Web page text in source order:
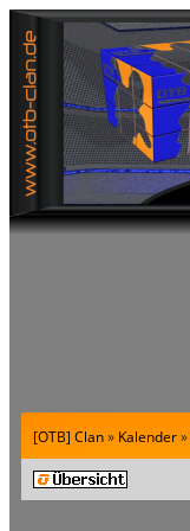
[OTB] Clan» Kalender»